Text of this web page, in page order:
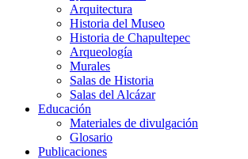
Arquitectura
Historia del Museo
Historia de Chapultepec
Arqueología
Murales
Salas de Historia
Salas del Alcázar
Educación
Materiales de divulgación
Glosario
Publicaciones